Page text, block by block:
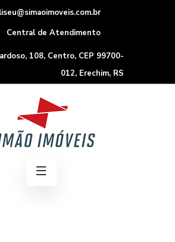
Central de Atendimento
108, Centro, CEP 99700-
012, Erechim, RS